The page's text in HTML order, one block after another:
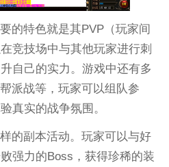
的特色就是其PVP（玩家间
竞技场中与其他玩家进行刺
自己的实力。游戏中还有多
派战等，玩家可以组队参
真实的战争氛围。
的副本活动。玩家可以与好
强力的Boss，获得珍稀的装